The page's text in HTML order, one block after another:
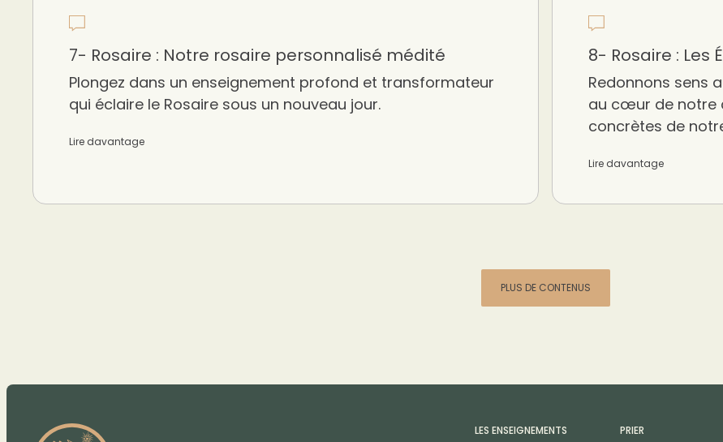
7- Rosaire : Notre rosaire personnalisé médité
Plongez dans un enseignement profond et transformateur
qui éclaire le Rosaire sous un nouveau jour.
Lire davantage
8- Rosaire : Les
Redonnons sens
au cœur de notre
concrètes de
Lire davantage
PLUS DE CONTENUS
LES ENSEIGNEMENTS PRIER